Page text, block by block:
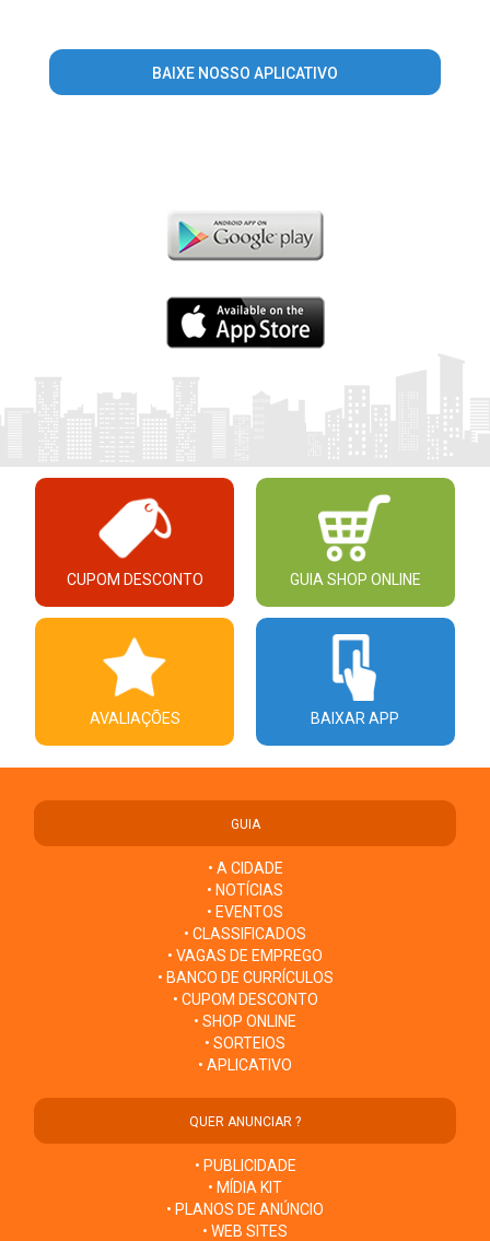
BAIXE NOSSO APLICATIVO
CUPOM DESCONTO GUIA SHOP ONLINE
AVALIAÇÕES BAIXAR APP
GUIA
• A CIDADE
• NOTÍCIAS
• EVENTOS
• CLASSIFICADOS
• VAGAS DE EMPREGO
• BANCO DE CURRÍCULOS
• CUPOM DESCONTO
• SHOP ONLINE
• SORTEIOS
• APLICATIVO
QUER ANUNCIAR ?
• PUBLICIDADE
• MÍDIA KIT
• PLANOS DE ANÚNCIO
• WEB SITES